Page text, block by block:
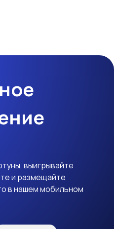
выигрывайте
и размещайте
в нашем мобильном